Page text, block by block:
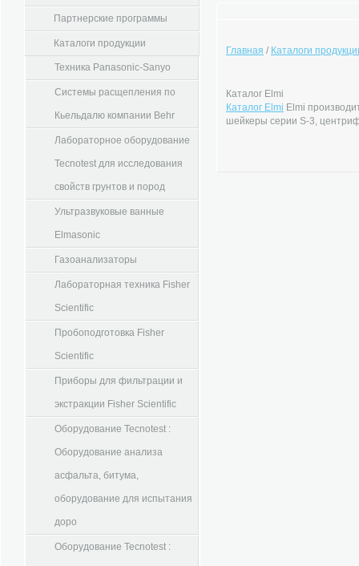
Партнерские программы
Каталоги продукции
Техника Panasonic-Sanyo
Системы расщепления по
Кьельдалю компании Behr
Лабораторное оборудование
Tecnotest для исследования
свойств грунтов и пород
Ультразвуковые ванные
Elmasonic
Газоанализаторы
Лабораторная техника Fisher
Scientific
Пробоподготовка Fisher
Scientific
Приборы для фильтрации и
экстракции Fisher Scientific
Оборудование Tecnotest :
Оборудование анализа
асфальта, битума,
оборудование для испытания
доро
Оборудование Tecnotest :
Главная / Каталоги
Каталог Elmi
Каталог Elmi Elmi
шейкеры серии S-3,